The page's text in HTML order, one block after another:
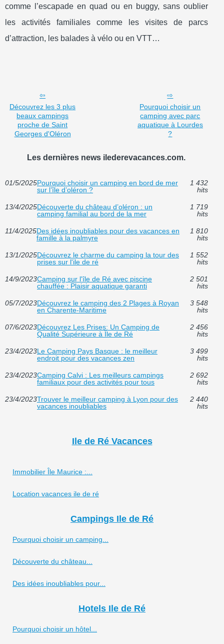
comme l’escapade en quad ou en buggy, sans oublier
les activités familiales comme les visites de parcs
d’attraction, les balades à vélo ou en VTT…
Découvrez les 3 plus
beaux campings
proche de Saint
Georges d'Oléron
Pourquoi choisir un
camping avec parc
aquatique à Lourdes
?
Les dernières news ilederevacances.com.
01/5/2025Pourquoi choisir un camping en bord de mer
sur l’île d’oléron ?
1 432
hits
13/4/2025Découverte du château d’oléron : un
camping familial au bord de la mer
1 719
hits
11/4/2025Des idées inoubliables pour des vacances en
famille à la palmyre
1 810
hits
13/1/2025Découvrez le charme du camping la tour des
prises sur l'ile de ré
1 552
hits
14/9/2023Camping sur l'île de Ré avec piscine
chauffée : Plaisir aquatique garanti
2 501
hits
05/7/2023Découvrez le camping des 2 Plages à Royan
en Charente-Maritime
3 548
hits
07/6/2023Découvrez Les Prises: Un Camping de
Qualité Supérieure à Île de Ré
2 456
hits
23/4/2023Le Camping Pays Basque : le meilleur
endroit pour des vacances zen
3 499
hits
23/4/2023Camping Calvi : Les meilleurs campings
familiaux pour des activités pour tous
2 692
hits
23/4/2023Trouver le meilleur camping à Lyon pour des
vacances inoubliables
2 440
hits
Ile de Ré Vacances
Immobilier Île Maurice :...
Location vacances ile de ré
Campings Ile de Ré
Pourquoi choisir un camping...
Découverte du château...
Des idées inoubliables pour...
Hotels Ile de Ré
Pourquoi choisir un hôtel...